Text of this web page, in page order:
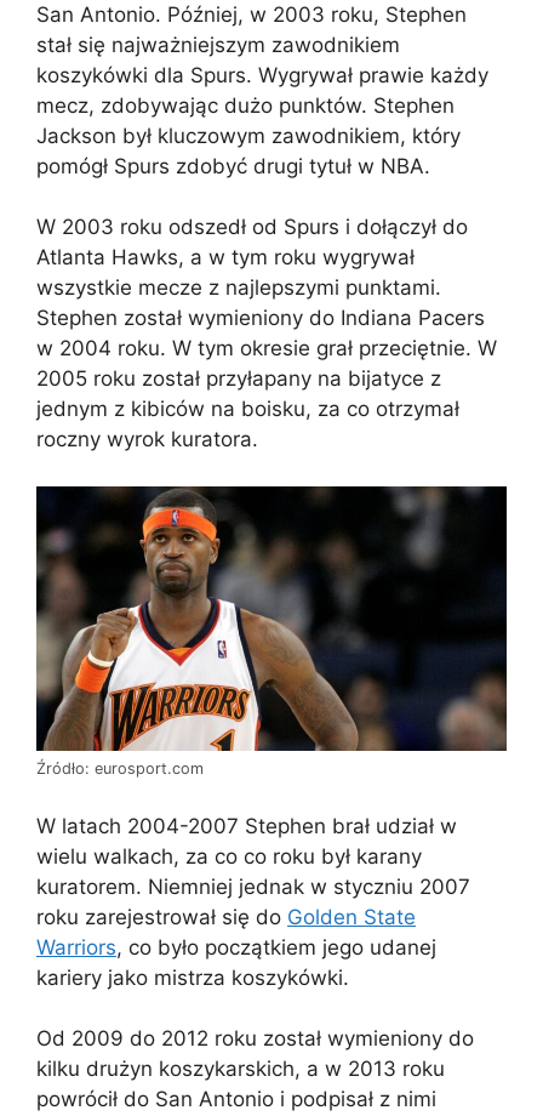
San Antonio. Później, w 2003 roku, Stephen
stał się najważniejszym zawodnikiem
koszykówki dla Spurs. Wygrywał prawie każdy
mecz, zdobywając dużo punktów. Stephen
Jackson był kluczowym zawodnikiem, który
pomógł Spurs zdobyć drugi tytuł w NBA.
W 2003 roku odszedł od Spurs i dołączył do
Atlanta Hawks, a w tym roku wygrywał
wszystkie mecze z najlepszymi punktami.
Stephen został wymieniony do Indiana Pacers
w 2004 roku. W tym okresie grał przeciętnie. W
2005 roku został przyłapany na bijatyce z
jednym z kibiców na boisku, za co otrzymał
roczny wyrok kuratora.
Źródło: eurosport.com
W latach 2004-2007 Stephen brał udział w
wielu walkach, za co co roku był karany
kuratorem. Niemniej jednak w styczniu 2007
roku zarejestrował się do Golden State
Warriors, co było początkiem jego udanej
kariery jako mistrza koszykówki.
Od 2009 do 2012 roku został wymieniony do
kilku drużyn koszykarskich, a w 2013 roku
powrócił do San Antonio i podpisał z nimi